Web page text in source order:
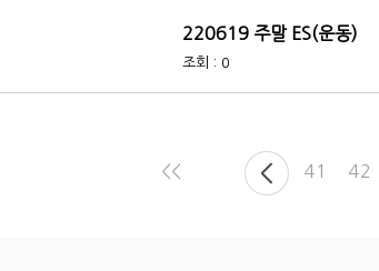
220619 주말 ES(운동)
조회 : 0
<< 41 42